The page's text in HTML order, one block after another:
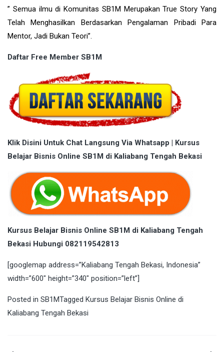
” Semua ilmu di Komunitas SB1M Merupakan True Story Yang
Telah Menghasilkan Berdasarkan Pengalaman Pribadi Para
Mentor, Jadi Bukan Teori”.
Daftar Free Member SB1M
Klik Disini Untuk Chat Langsung Via Whatsapp | Kursus
Belajar Bisnis Online SB1M di Kaliabang Tengah Bekasi
Kursus Belajar Bisnis Online SB1M di Kaliabang Tengah
Bekasi Hubungi 082119542813
[googlemap address=”Kaliabang Tengah Bekasi, Indonesia”
width=”600″ height=”340″ position=”left”]
Posted in SB1MTagged Kursus Belajar Bisnis Online di
Kaliabang Tengah Bekasi